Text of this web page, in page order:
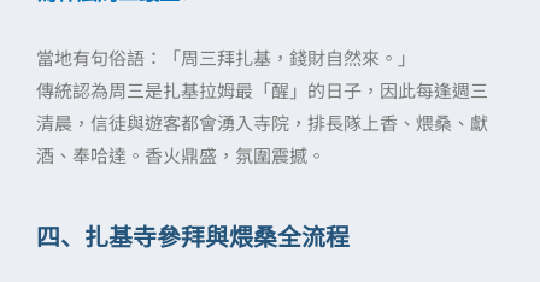
當地有句俗語：「周三拜扎基，錢財自然來。」
傳統認為周三是扎基拉姆最「醒」的日子，因此每逢週三
清晨，信徒與遊客都會湧入寺院，排長隊上香、煨桑、獻
酒、奉哈達。香火鼎盛，氛圍震撼。
四、扎基寺參拜與煨桑全流程